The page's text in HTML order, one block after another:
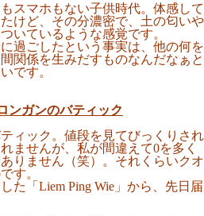
スマホもない子供時代。体感して
けど、その分濃密で、土の匂いや
いているような感覚です。
過ごしたという事実は、他の何を
関係を生みだすものなんだなぁと
です。
ンガンのバティック
ィック。値段を見てびっくりされ
ませんが、私が間違えて0を多く
りません（笑）。それくらいクオ
す。
た「Liem Ping Wie」から、先日届